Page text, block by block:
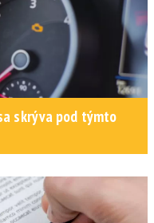
skrýva pod týmto